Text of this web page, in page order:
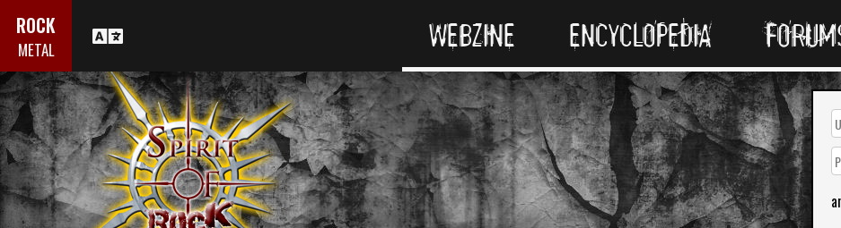
ROCK
METAL WEBZINE ENCYCLOPEDIA